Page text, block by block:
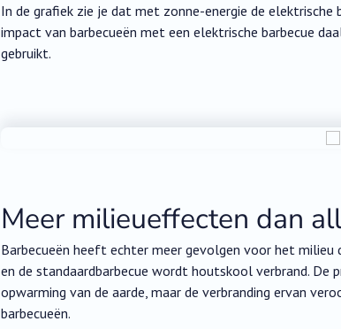
In de grafiek zie je dat met zonne-energie de
impact van barbecueën met een elektrische barbecue
gebruikt.
Meer milieueffecten dan
Barbecueën heeft echter meer gevolgen voor het
en de standaardbarbecue wordt houtskool verbrand.
opwarming van de aarde, maar de verbranding ervan
barbecueën.